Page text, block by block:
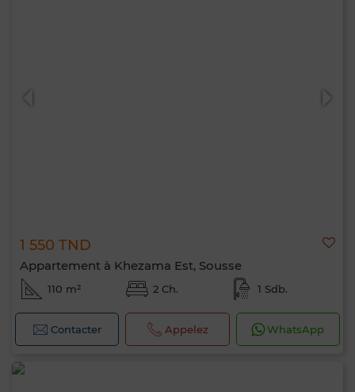
1 550 TND
Appartement à Khezama Est, Sousse
110 m² 2 Ch. 1 Sdb.
Contacter Appelez WhatsApp